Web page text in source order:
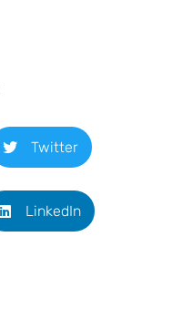
Twitter
LinkedIn